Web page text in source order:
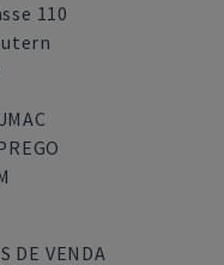
110
DE VENDA